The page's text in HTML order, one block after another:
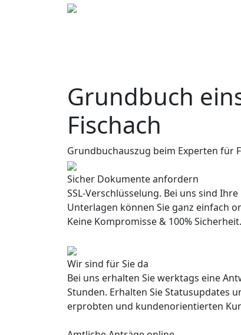
Grundbuch
Fischach
Grundbuchauszug beim Experten für
Sicher Dokumente anfordern
SSL-Verschlüsselung. Bei uns sind
Unterlagen können Sie ganz einfach
Keine Kompromisse & 100% Sicherheit.
Wir sind für Sie da
Bei uns erhalten Sie werktags eine
Stunden. Erhalten Sie Statusupdates
erprobten und kundenorientierten